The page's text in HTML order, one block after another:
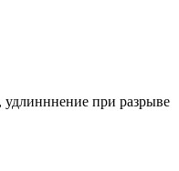
удлинннение при разрыве